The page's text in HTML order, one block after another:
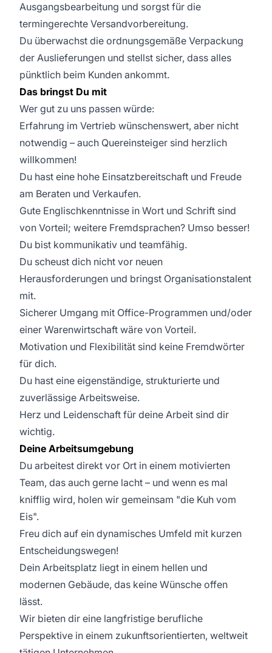
Ausgangsbearbeitung und sorgst für die
termingerechte Versandvorbereitung.
Du überwachst die ordnungsgemäße Verpackung
der Auslieferungen und stellst sicher, dass alles
pünktlich beim Kunden ankommt.
Das bringst Du mit
Wer gut zu uns passen würde:
Erfahrung im Vertrieb wünschenswert, aber nicht
notwendig – auch Quereinsteiger sind herzlich
willkommen!
Du hast eine hohe Einsatzbereitschaft und Freude
am Beraten und Verkaufen.
Gute Englischkenntnisse in Wort und Schrift sind
von Vorteil; weitere Fremdsprachen? Umso besser!
Du bist kommunikativ und teamfähig.
Du scheust dich nicht vor neuen
Herausforderungen und bringst Organisationstalent
mit.
Sicherer Umgang mit Office-Programmen und/oder
einer Warenwirtschaft wäre von Vorteil.
Motivation und Flexibilität sind keine Fremdwörter
für dich.
Du hast eine eigenständige, strukturierte und
zuverlässige Arbeitsweise.
Herz und Leidenschaft für deine Arbeit sind dir
wichtig.
Deine Arbeitsumgebung
Du arbeitest direkt vor Ort in einem motivierten
Team, das auch gerne lacht – und wenn es mal
knifflig wird, holen wir gemeinsam "die Kuh vom
Eis".
Freu dich auf ein dynamisches Umfeld mit kurzen
Entscheidungswegen!
Dein Arbeitsplatz liegt in einem hellen und
modernen Gebäude, das keine Wünsche offen
lässt.
Wir bieten dir eine langfristige berufliche
Perspektive in einem zukunftsorientierten, weltweit